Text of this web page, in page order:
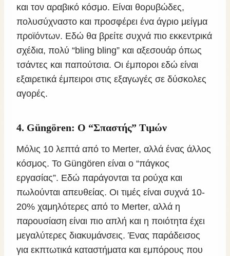
και τον αραβικό κόσμο. Είναι θορυβώδες,
πολυσύχναστο και προσφέρει ένα άγριο μείγμα
προϊόντων. Εδώ θα βρείτε συχνά πιο εκκεντρικά
σχέδια, πολύ “bling bling” και αξεσουάρ όπως
τσάντες και παπούτσια. Οι έμποροι εδώ είναι
εξαιρετικά έμπειροι στις εξαγωγές σε δύσκολες
αγορές.
4. Güngören: Ο “Σπαστής” Τιμών
Μόλις 10 λεπτά από το Merter, αλλά ένας άλλος
κόσμος. Το Güngören είναι ο “πάγκος
εργασίας”. Εδώ παράγονται τα ρούχα και
πωλούνται απευθείας. Οι τιμές είναι συχνά 10-
20% χαμηλότερες από το Merter, αλλά η
παρουσίαση είναι πιο απλή και η ποιότητα έχει
μεγαλύτερες διακυμάνσεις. Ένας παράδεισος
για εκπτωτικά καταστήματα και εμπόρους που